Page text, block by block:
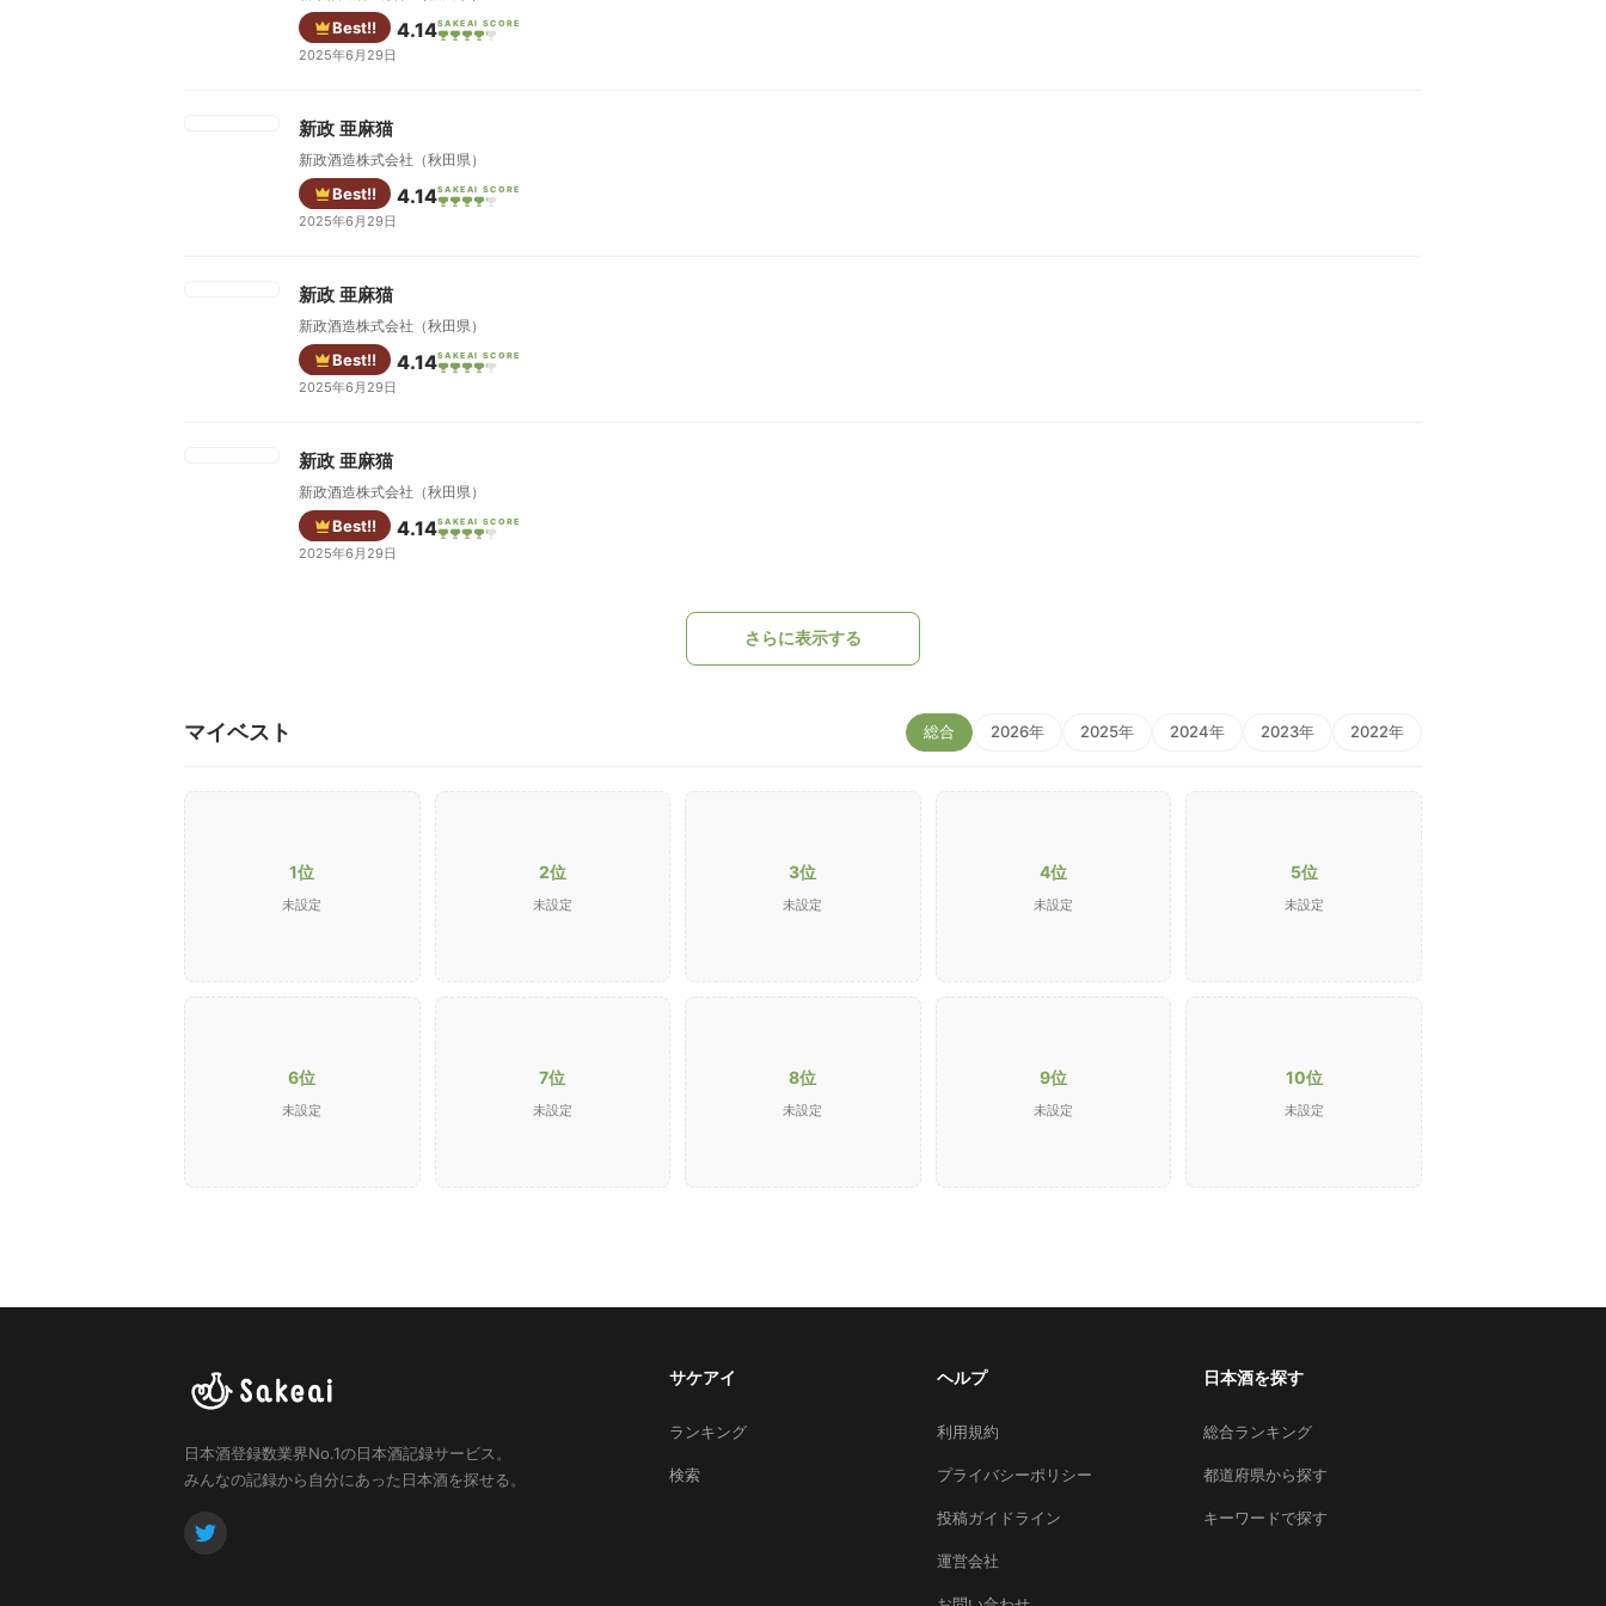
Best!! 4.14SAKEAI SCORE
2025年6月29日
新政 亜麻猫
新政酒造株式会社（秋田県）
Best!! 4.14SAKEAI SCORE
2025年6月29日
新政 亜麻猫
新政酒造株式会社（秋田県）
Best!! 4.14SAKEAI SCORE
2025年6月29日
新政 亜麻猫
新政酒造株式会社（秋田県）
Best!! 4.14SAKEAI SCORE
2025年6月29日
さらに表示する
マイベスト 総合 2026年 2025年 2024年 2023年 2022年
1位
未設定
2位
未設定
3位
未設定
4位
未設定
5位
未設定
6位
未設定
7位
未設定
8位
未設定
9位
未設定
10位
未設定
日本酒登録数業界No.1の日本酒記録サービス。
みんなの記録から自分にあった日本酒を探せる。
サケアイ
ランキング
検索
ヘルプ
利用規約
プライバシーポリシー
投稿ガイドライン
運営会社
日本酒を探す
総合ランキング
都道府県から探す
キーワードで探す